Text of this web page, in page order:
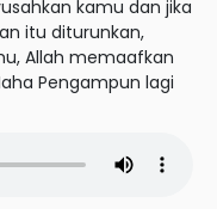
kamu dan jika
itu diturunkan,
Allah memaafkan
Pengampun lagi